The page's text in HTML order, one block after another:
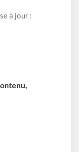
à jour :